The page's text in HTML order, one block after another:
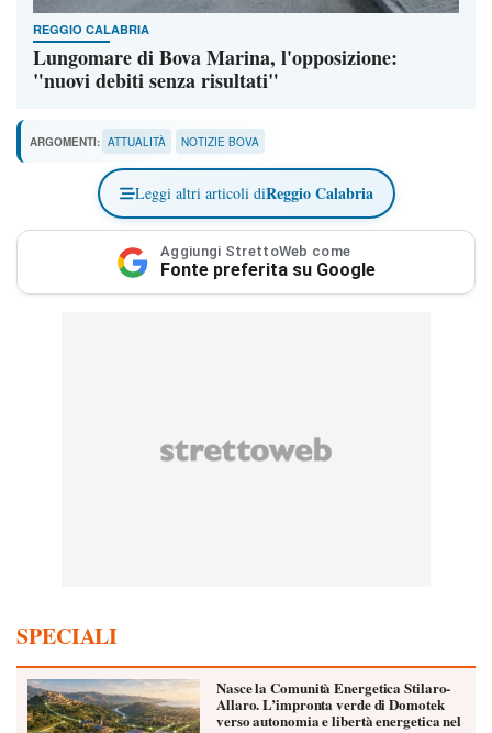
REGGIO CALABRIA
Lungomare di Bova Marina, l'opposizione:
"nuovi debiti senza risultati"
ARGOMENTI: ATTUALITÀ NOTIZIE BOVA
Leggi altri articoli diReggio Calabria
Aggiungi StrettoWeb come
Fonte preferita su Google
SPECIALI
Nasce la Comunità Energetica Stilaro-
Allaro. L’impronta verde di Domotek
verso autonomia e libertà energetica nel